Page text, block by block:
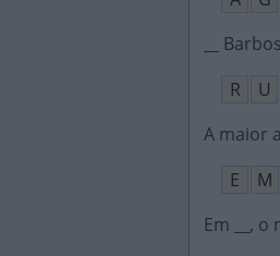
__
R
U
A maior
E
M
Em __,